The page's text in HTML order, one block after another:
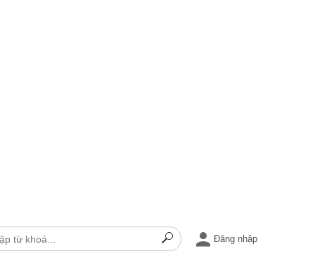
Đăng nhập